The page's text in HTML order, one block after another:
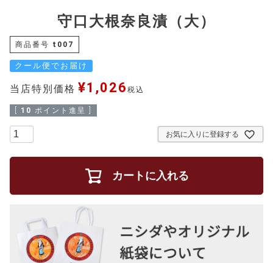
守口大根奈良漬（大）
商品番号 t007
クール便でお届け
当店特別価格 ¥1,026 税込
10 ポイント進呈 ]
お気に入りに登録する
カートに入れる